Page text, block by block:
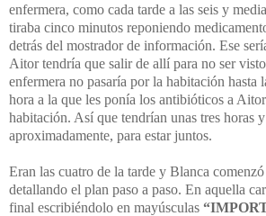
enfermera, como cada tarde a las seis y
tiraba cinco minutos reponiendo
detrás del mostrador de información. Ese
Aitor tendría que salir de allí para no ser
enfermera no pasaría por la habitación hasta
hora a la que les ponía los antibióticos a
habitación. Así que tendrían unas tres horas
aproximadamente, para estar juntos.
Eran las cuatro de la tarde y Blanca
detallando el plan paso a paso. En aquella
final escribiéndolo en mayúsculas